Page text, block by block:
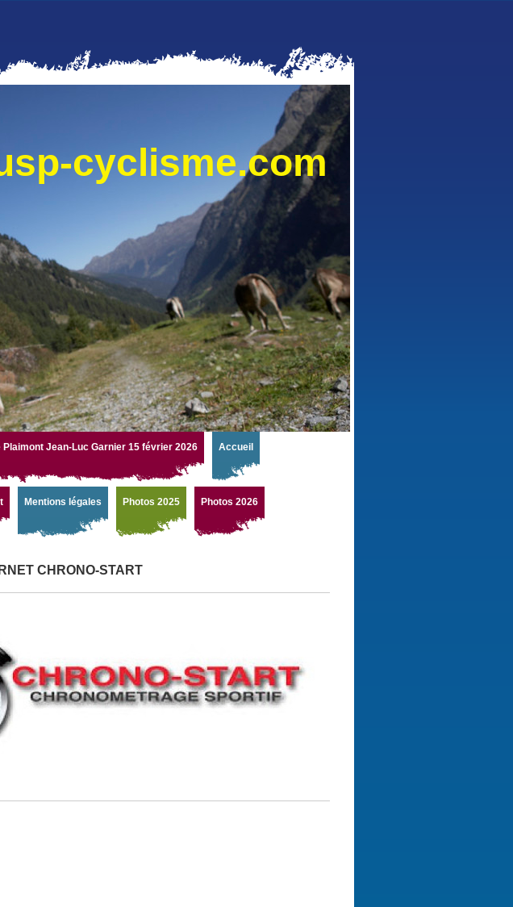
cyclisme.com
Jean-Luc Garnier 15 février 2026 Accueil
Mentions légales Photos 2025 Photos 2026
CHRONO-START